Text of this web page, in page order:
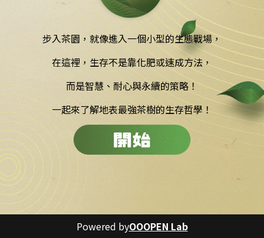
步入茶園，就像進入一個小型的生態戰場，
在這裡，生存不是靠化肥或速成方法，
而是智慧、耐心與永續的策略！
一起來了解地表最強茶樹的生存哲學！
Powered byOOOPEN Lab